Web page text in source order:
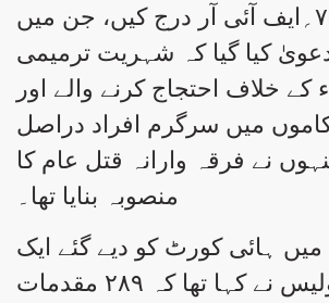
پولیس نے ۷۵۸؍ایف آئی آر درج کیں، جن میں
کیا گیا کہ شہریت ترمیمی
قانون ۲۰۱۹ء کے خلاف احتجاج کرنے والے اور
میں سرگرم افراد دراصل
نے فرقہ وارانہ قتل عام کا
منصوبہ بنایا تھا۔
میں ہائی کورٹ کو دیے گئے ایک
بیان میں پولیس نے کہا تھا کہ ۲۸۹ مقدمات